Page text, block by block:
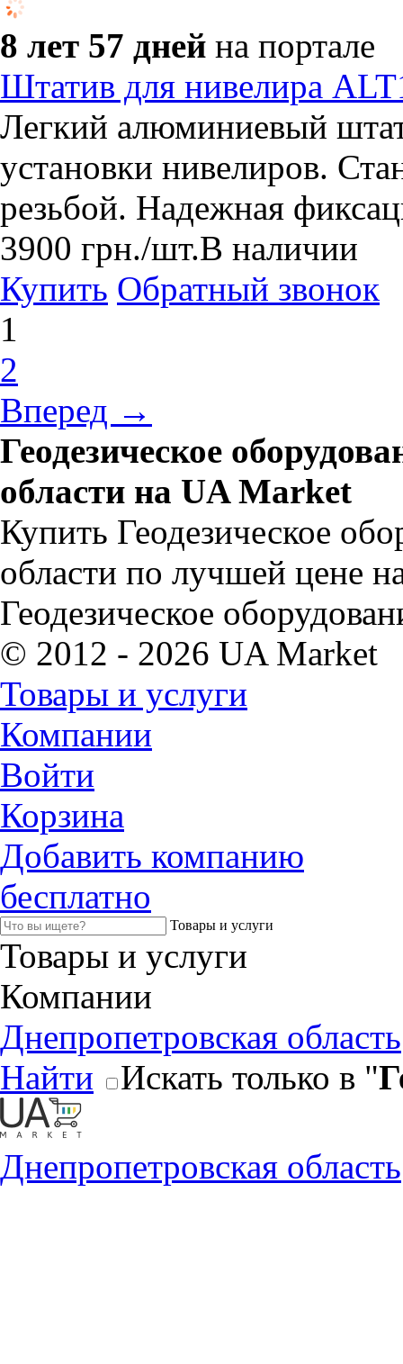
8 лет 57 дней на портале
Штатив для нивелира
Легкий алюминиевый
установки нивелиров.
резьбой. Надежная
3900 грн./шт.В наличии
Купить Обратный звонок
1
2
Вперед →
Геодезическое
области на UA Market
Купить Геодезическое
области по лучшей цене
Геодезическое
© 2012 - 2026 UA Market
Товары и услуги
Компании
Войти
Корзина
Добавить компанию
бесплатно
Товары и услуги
Товары и услуги
Компании
Днепропетровская область
Найти
Искать только в "
Днепропетровская область